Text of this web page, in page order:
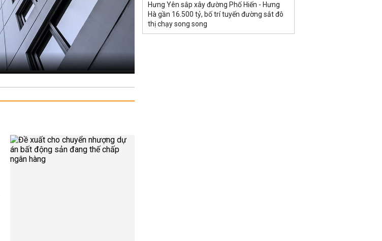
Hưng Yên sắp xây đường Phố Hiến - Hưng
Hà gần 16.500 tỷ, bố trí tuyến đường sắt đô
thị chạy song song